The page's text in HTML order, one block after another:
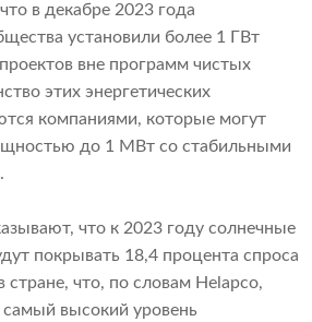
в декабре 2023 года
установили более 1 ГВт
вне программ чистых
этих энергетических
компаниями, которые могут
до 1 МВт со стабильными
что к 2023 году солнечные
покрывать 18,4 процента спроса
стране, что, по словам Helapco,
самый высокий уровень